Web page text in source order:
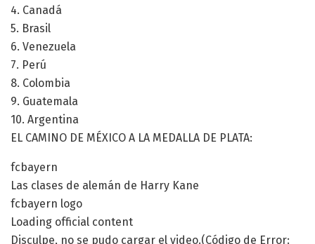
4. Canadá
5. Brasil
6. Venezuela
7. Perú
8. Colombia
9. Guatemala
10. Argentina
EL CAMINO DE MÉXICO A LA MEDALLA DE PLATA:
fcbayern
Las clases de alemán de Harry Kane
fcbayern logo
Loading official content
Disculpe, no se pudo cargar el video.(Código de Error: